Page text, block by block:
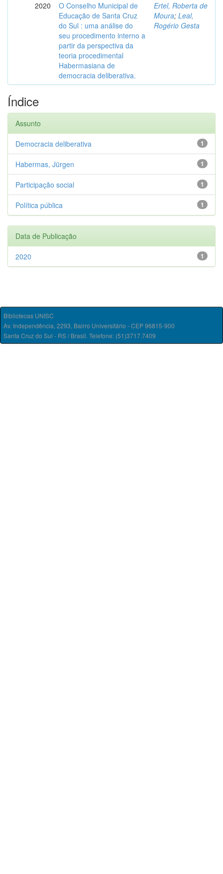
2020
O Conselho Municipal de
Educação de Santa Cruz
do Sul : uma análise do
seu procedimento interno a
partir da perspectiva da
teoria procedimental
Habermasiana de
democracia deliberativa.
Ertel, Roberta de
Moura; Leal,
Rogério Gesta
Índice
Assunto
1
Democracia deliberativa
1
Habermas, Jürgen
1
Participação social
1
Política pública
Data de Publicação
1
2020
Bibliotecas UNISC
Av. Independência, 2293, Bairro Universitário - CEP 96815-900
Santa Cruz do Sul - RS / Brasil. Telefone: (51)3717.7409